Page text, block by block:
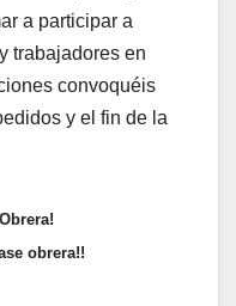
a participar a
trabajadores en
convoquéis
y el fin de la
obrera!!